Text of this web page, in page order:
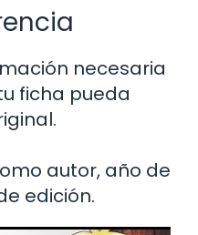
necesaria
ficha pueda
autor, año de
edición.